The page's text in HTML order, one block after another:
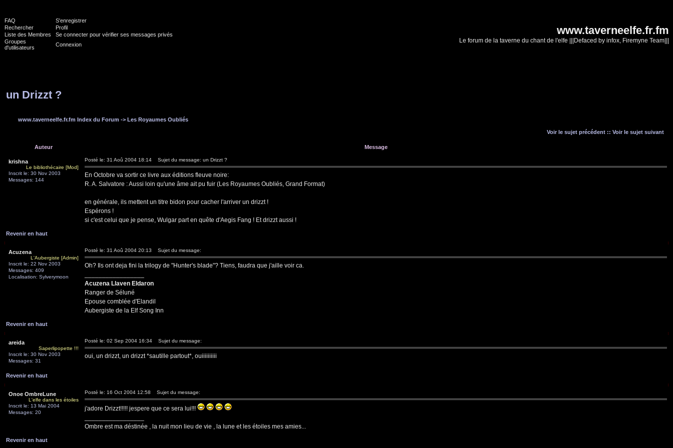
FAQ
S'enregistrer
Rechercher
Profil
Liste des Membres
Se connecter pour vérifier ses messages privés
Groupes
d'utilisateurs
Connexion
www.taverneelfe.fr.fm
Le forum de la taverne du chant de l'elfe |||Defaced by infox, Firemyne Team|||
un Drizzt ?
www.taverneelfe.fr.fm Index du Forum -> Les Royaumes Oubliés
Voir le sujet précédent :: Voir le sujet suivant
Auteur Message
krishna
Le bibliothécaire [Mod]
Inscrit le: 30 Nov 2003
Messages: 144
Posté le: 31 Aoû 2004 18:14 Sujet du message: un Drizzt ?
En Octobre va sortir ce livre aux éditions fleuve noire:
R. A. Salvatore : Aussi loin qu'une âme ait pu fuir (Les Royaumes Oubliés, Grand Format)
en générale, ils mettent un titre bidon pour cacher l'arriver un drizzt !
Espérons !
si c'est celui que je pense, Wulgar part en quête d'Aegis Fang ! Et drizzt aussi !
Revenir en haut
Acuzena
L'Aubergiste [Admin]
Inscrit le: 22 Nov 2003
Messages: 409
Localisation: Sylverymoon
Posté le: 31 Aoû 2004 20:13 Sujet du message:
Oh? Ils ont deja fini la trilogy de "Hunter's blade"? Tiens, faudra que j'aille voir ca.
Acuzena Llaven Eldaron
Ranger de Séluné
Epouse comblée d'Elandil
Aubergiste de la Elf Song Inn
Revenir en haut
areida
Saperlipopette !!!
Inscrit le: 30 Nov 2003
Messages: 31
Posté le: 02 Sep 2004 16:34 Sujet du message:
oui, un drizzt, un drizzt *sautille partout*, ouiiiiiiiiii
Revenir en haut
Onoe OmbreLune
L'elfe dans les étoiles
Inscrit le: 13 Mai 2004
Messages: 20
Posté le: 16 Oct 2004 12:58 Sujet du message:
j'adore Drizzt!!!!! jespere que ce sera lui!!!
Ombre est ma déstinée , la nuit mon lieu de vie , la lune et les étoiles mes amies...
Revenir en haut